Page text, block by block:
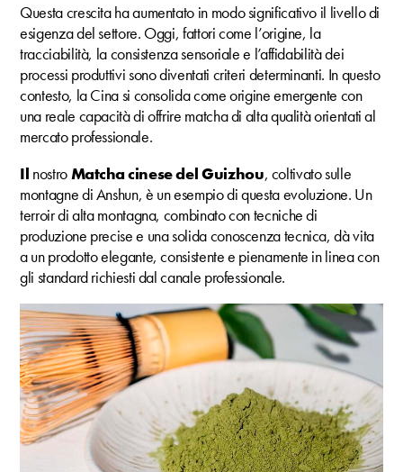
Questa crescita ha aumentato in modo significativo il livello di
esigenza del settore. Oggi, fattori come l’origine, la
tracciabilità, la consistenza sensoriale e l’affidabilità dei
processi produttivi sono diventati criteri determinanti. In questo
contesto, la Cina si consolida come origine emergente con
una reale capacità di offrire matcha di alta qualità orientati al
mercato professionale.
Il nostroMatcha cinese del Guizhou, coltivato sulle
montagne di Anshun, è un esempio di questa evoluzione. Un
terroir di alta montagna, combinato con tecniche di
produzione precise e una solida conoscenza tecnica, dà vita
a un prodotto elegante, consistente e pienamente in linea con
gli standard richiesti dal canale professionale.